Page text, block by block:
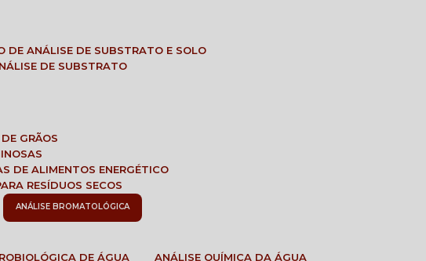
DE ANÁLISE DE SUBSTRATO E SOLO
ANÁLISE DE SUBSTRATO
GRÃOS
DE ALIMENTOS ENERGÉTICO
RESÍDUOS SECOS
ANÁLISE BROMATOLÓGICA
DE ÁGUA
ANÁLISE QUÍMICA DA ÁGUA